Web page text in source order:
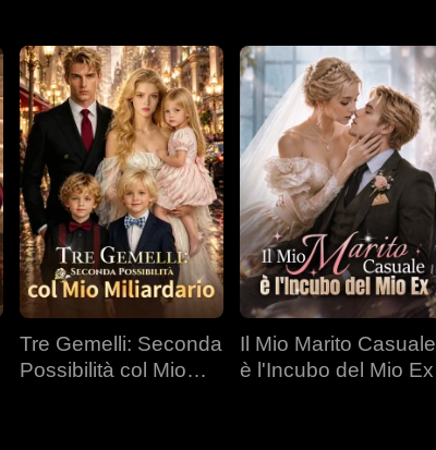
Tre Gemelli: Seconda
Possibilità col Mio
Il Mio Marito Casuale
è l'Incubo del Mio Ex